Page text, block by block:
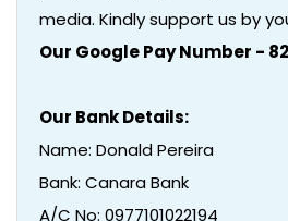
media. Kindly support us by
Our Google Pay Number -
Our Bank Details:
Name: Donald Pereira
Bank: Canara Bank
A/C No: 0977101022194